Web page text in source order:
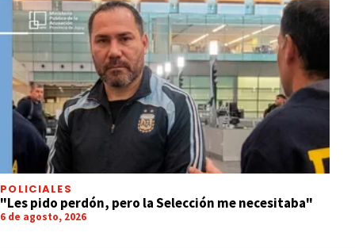
POLICIALES
"Les pido perdón, pero la Selección me necesitaba"
6 de agosto, 2026